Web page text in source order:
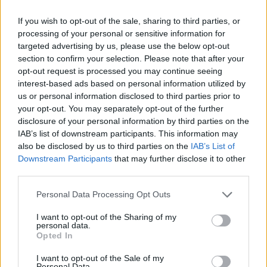
If you wish to opt-out of the sale, sharing to third parties, or
processing of your personal or sensitive information for
targeted advertising by us, please use the below opt-out
section to confirm your selection. Please note that after your
opt-out request is processed you may continue seeing
interest-based ads based on personal information utilized by
us or personal information disclosed to third parties prior to
your opt-out. You may separately opt-out of the further
disclosure of your personal information by third parties on the
IAB’s list of downstream participants. This information may
also be disclosed by us to third parties on the IAB’s List of
Downstream Participants that may further disclose it to other
Please note that this website/app uses one or more Google
not limited to your visit or usage behaviour. You may click to
grant or deny consent to Google and its third-party tags to
use your data for below specified purposes in below Google
consent section.
Personal Data Processing Opt Outs
I want to opt-out of the Sharing of my
personal data.
Opted In
I want to opt-out of the Sale of my
La belleza de este río es el resultado de un
delicado equilibrio que debe ser preservado,
para que las futuras generaciones también
puedan disfrutar de estas maravillas naturales.
Si sientes el impulso de aventurarte, explorar
rincones escondidos y vivir una experiencia
única en contacto con la naturaleza, el Bidente te
espera. Cada zambullida, cada exploración,
cuenta una historia, una emoción, un momento
que atesorar en el corazón. ¿Estás listo para
escribir tu propia historia?